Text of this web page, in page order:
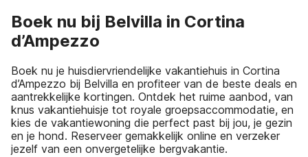
Boek nu bij Belvilla in Cortina
d’Ampezzo
Boek nu je huisdiervriendelijke vakantiehuis in Cortina
d’Ampezzo bij Belvilla en profiteer van de beste deals en
aantrekkelijke kortingen. Ontdek het ruime aanbod, van
knus vakantiehuisje tot royale groepsaccommodatie, en
kies de vakantiewoning die perfect past bij jou, je gezin
en je hond. Reserveer gemakkelijk online en verzeker
jezelf van een onvergetelijke bergvakantie.